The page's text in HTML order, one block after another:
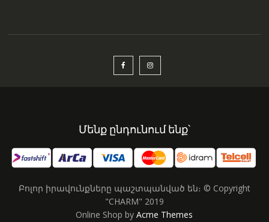
Մենք ընդունում ենք՝
Բոլոր իրավունքները պաշտպանված են։ © Copyright
"CHARM" 2019
Online Shop byAcme Themes